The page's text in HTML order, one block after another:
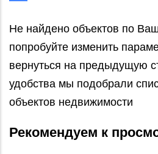
Не найдено объектов по
попробуйте изменить
вернуться на предыдущую
удобства мы подобрали
объектов недвижимости
Рекомендуем к